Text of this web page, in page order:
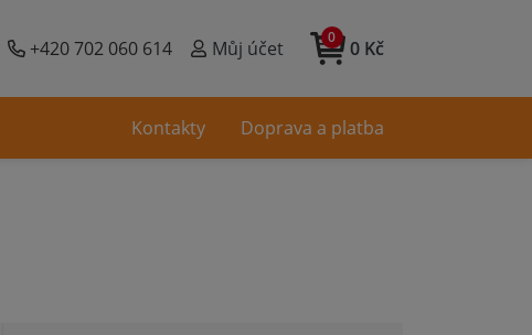
+420 702 060 614 Můj účet 0 Kč
0
Kontakty Doprava a platba